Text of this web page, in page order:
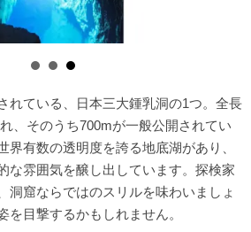
れている、日本三大鍾乳洞の1つ。全長
、そのうち700mが一般公開されてい
界有数の透明度を誇る地底湖があり、
な雰囲気を醸し出しています。探検家
洞窟ならではのスリルを味わいましょ
を目撃するかもしれません。